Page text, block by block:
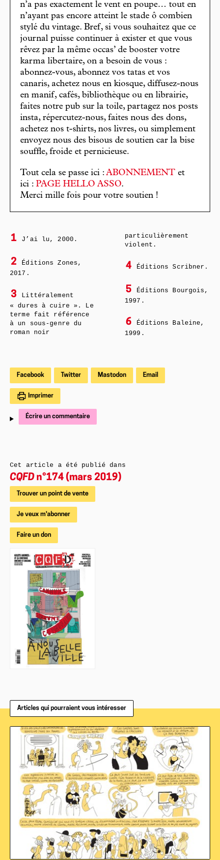
n’a pas exactement le vent en poupe… tout en
n’ayant pas encore atteint le stade ô combien
stylé du vintage. Bref, si vous souhaitez que ce
journal puisse continuer à exister et que vous
rêvez par la même occas’ de booster votre
karma libertaire, on a besoin de vous :
abonnez-vous, abonnez vos tatas et vos
canaris, achetez nous en kiosque, diffusez-nous
en manif, cafés, bibliothèque ou en librairie,
faites notre pub sur la toile, partagez nos posts
insta, répercutez-nous, faites nous des dons,
achetez nos t-shirts, nos livres, ou simplement
envoyez nous des bisous de soutien car la bise
souffle, froide et pernicieuse.
Tout cela se passe ici : ABONNEMENT et
ici : PAGE HELLO ASSO.
Merci mille fois pour votre soutien !
1 J’ai lu, 2000.
2
Éditions Zones,
2017.
3
Littéralement
« dures à cuire ». Le
terme fait référence
à un sous-genre du
roman noir
particulièrement
violent.
4 Éditions Scribner.
5
Éditions Bourgois,
1997.
6
Éditions Baleine,
1999.
Facebook Twitter Mastodon Email
Imprimer
Écrire un commentaire
Cet article a été publié dans
CQFD n°174 (mars 2019)
Trouver un point de vente
Je veux m'abonner
Faire un don
Articles qui pourraient vous intéresser